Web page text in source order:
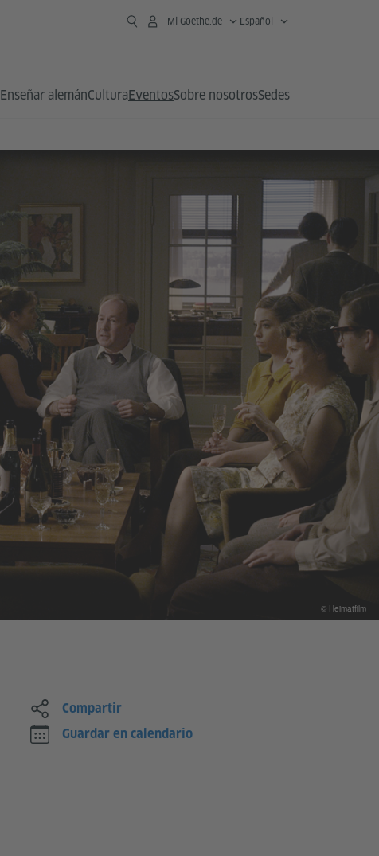
Mi Goethe.de Español
Enseñar alemánCulturaEventosSobre nosotrosSedes
© Heimatfilm
Compartir
Guardar en calendario